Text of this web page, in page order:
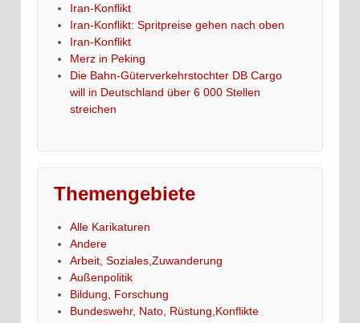
Iran-Konflikt
Iran-Konflikt: Spritpreise gehen nach oben
Iran-Konflikt
Merz in Peking
Die Bahn-Güterverkehrstochter DB Cargo
will in Deutschland über 6 000 Stellen
streichen
Themengebiete
Alle Karikaturen
Andere
Arbeit, Soziales,Zuwanderung
Außenpolitik
Bildung, Forschung
Bundeswehr, Nato, Rüstung,Konflikte